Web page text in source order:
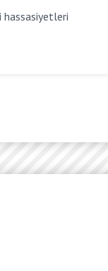
hassasiyetleri